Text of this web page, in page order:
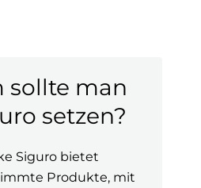
sollte man
setzen?
Siguro bietet
Produkte, mit